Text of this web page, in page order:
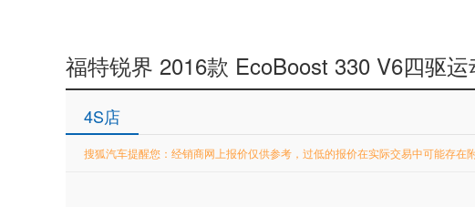
福特锐界 2016款 EcoBoost 330 V6四驱
4S店
搜狐汽车提醒您：经销商网上报价仅供参考，过低的报价在实际交易中可能存在附